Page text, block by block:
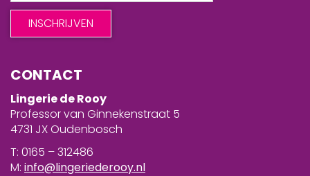
CONTACT
Lingerie de Rooy
Professor van Ginnekenstraat 5
4731 JX Oudenbosch
T: 0165 – 312486
M: info@lingeriederooy.nl